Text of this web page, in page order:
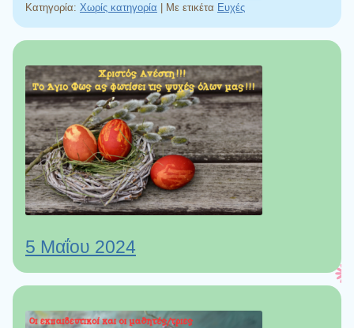
Κατηγορία: Χωρίς κατηγορία Με ετικέτα Ευχές
5 Μαΐου 2024